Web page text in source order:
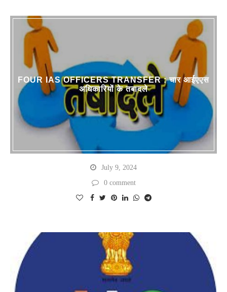
FOUR IAS OFFICERS TRANSFER : चार आईएएस
अधिकारियों के तबादले
July 9, 2024
0 comment